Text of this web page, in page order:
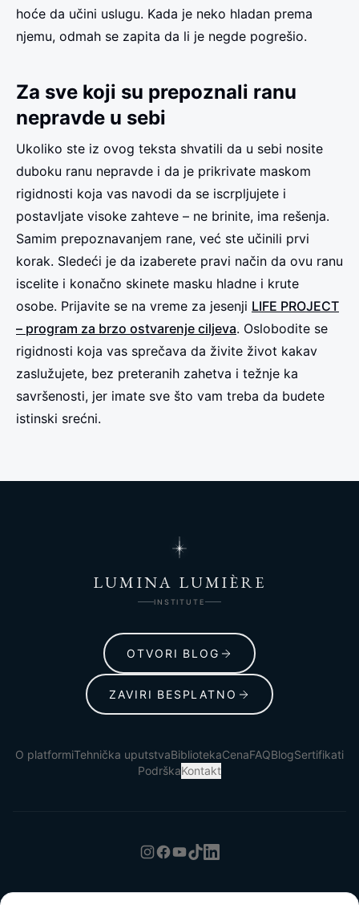
hoće da učini uslugu. Kada je neko hladan prema
njemu, odmah se zapita da li je negde pogrešio.
Za sve koji su prepoznali ranu
nepravde u sebi
Ukoliko ste iz ovog teksta shvatili da u sebi nosite
duboku ranu nepravde i da je prikrivate maskom
rigidnosti koja vas navodi da se iscrpljujete i
postavljate visoke zahteve – ne brinite, ima rešenja.
Samim prepoznavanjem rane, već ste učinili prvi
korak. Sledeći je da izaberete pravi način da ovu ranu
iscelite i konačno skinete masku hladne i krute
osobe. Prijavite se na vreme za jesenji LIFE PROJECT
– program za brzo ostvarenje ciljeva. Oslobodite se
rigidnosti koja vas sprečava da živite život kakav
zaslužujete, bez preteranih zahetva i težnje ka
savršenosti, jer imate sve što vam treba da budete
istinski srećni.
LUMINA LUMIÈRE
INSTITUTE
OTVORI BLOG
ZAVIRI BESPLATNO
O platformiTehnička uputstvaBibliotekaCenaFAQBlogSertifikati
PodrškaKontakt